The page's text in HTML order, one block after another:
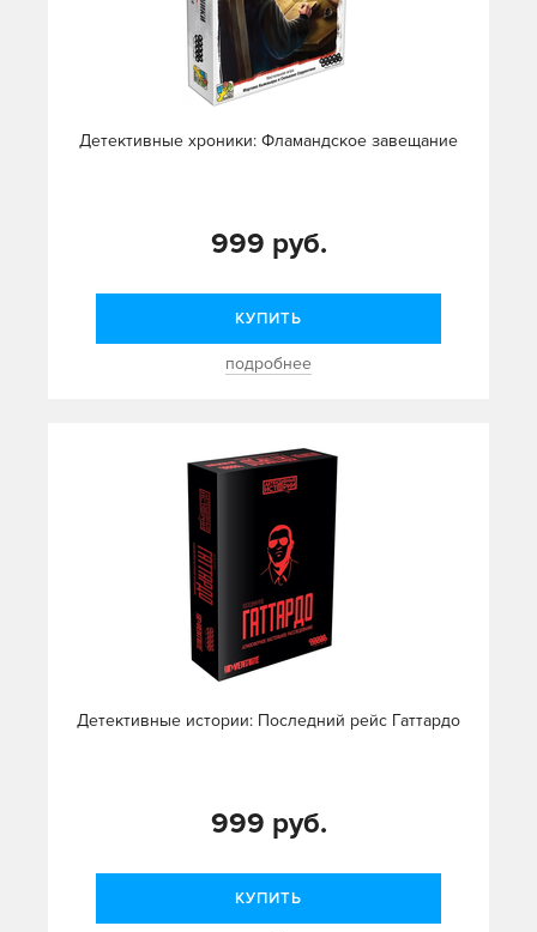
Детективные хроники: Фламандское завещание
999 руб.
КУПИТЬ
подробнее
Детективные истории: Последний рейс Гаттардо
999 руб.
КУПИТЬ